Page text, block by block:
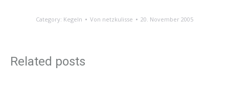
Category: Kegeln Von netzkulisse 20. November 2005
Related posts